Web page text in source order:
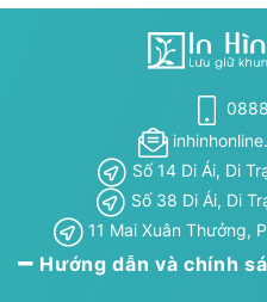
Số 14 Di Ái, Di
Số 38 Di Ái, Di
11 Mai Xuân Thưởng,
Hướng dẫn và chính